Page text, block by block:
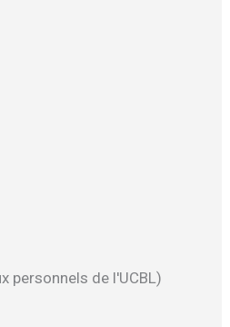
personnels de l'UCBL)